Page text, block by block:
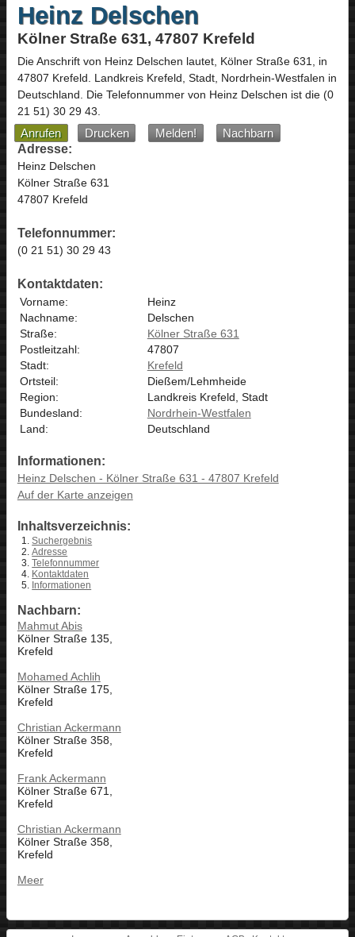
Heinz Delschen
Kölner Straße 631, 47807 Krefeld
Die Anschrift von Heinz Delschen lautet, Kölner Straße 631, in
47807 Krefeld. Landkreis Krefeld, Stadt, Nordrhein-Westfalen in
Deutschland. Die Telefonnummer von Heinz Delschen ist die (0
21 51) 30 29 43.
Anrufen Drucken Melden!
Nachbarn
Adresse:
Heinz Delschen
Kölner Straße 631
47807 Krefeld
Telefonnummer:
(0 21 51) 30 29 43
Kontaktdaten:
Vorname:
Heinz
Nachname:
Delschen
Straße:
Kölner Straße 631
Postleitzahl:
47807
Stadt:
Krefeld
Ortsteil:
Dießem/Lehmheide
Region:
Landkreis Krefeld, Stadt
Bundesland:
Nordrhein-Westfalen
Land:
Deutschland
Informationen:
Heinz Delschen - Kölner Straße 631 - 47807 Krefeld
Auf der Karte anzeigen
Inhaltsverzeichnis:
Suchergebnis
Adresse
Telefonnummer
Kontaktdaten
Informationen
Nachbarn:
Mahmut Abis
Kölner Straße 135,
Krefeld
Mohamed Achlih
Kölner Straße 175,
Krefeld
Christian Ackermann
Kölner Straße 358,
Krefeld
Frank Ackermann
Kölner Straße 671,
Krefeld
Christian Ackermann
Kölner Straße 358,
Krefeld
Meer